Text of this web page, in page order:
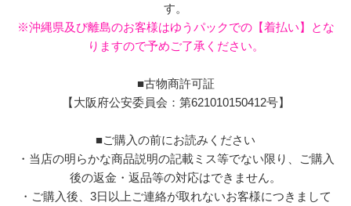
す。
※沖縄県及び離島のお客様はゆうパックでの【着払い】とな
りますので予めご了承ください。
■古物商許可証
【大阪府公安委員会：第621010150412号】
■ご購入の前にお読みください
・当店の明らかな商品説明の記載ミス等でない限り、ご購入
後の返金・返品等の対応はできません。
・ご購入後、3日以上ご連絡が取れないお客様につきまして